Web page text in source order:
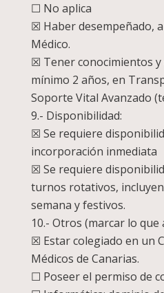
☐ No aplica
☒ Haber desempeñado,
Médico.
☒ Tener conocimientos y
mínimo 2 años, en
Soporte Vital Avanzado
9.- Disponibilidad:
☒ Se requiere
incorporación inmediata
☒ Se requiere
turnos rotativos,
semana y festivos.
10.- Otros (marcar lo que
☒ Estar colegiado en un
Médicos de Canarias.
☐ Poseer el permiso